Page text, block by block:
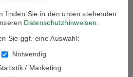
Kundennummer / E-Mail-Adresse
finden Sie in den unten stehenden
Datenschutzhinweisen
Sie ggf. eine Auswahl:
Notwendig
/ Marketing